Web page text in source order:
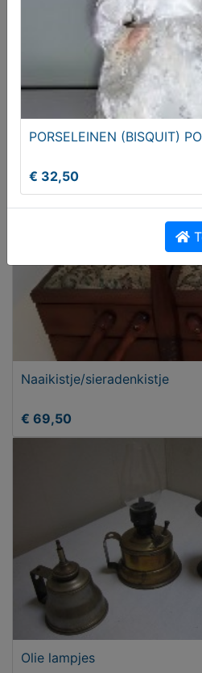
VTE Daf 3300. Venlo HO
€ 12,50
Naaikistje/sieradenkistje
€ 69,50
Olie lampjes
PORSELEINEN (BISQUIT)
€ 32,50